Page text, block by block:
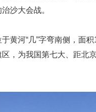
沙大会战。
黄河“几”字弯南侧，面
，为我国第七大、距北